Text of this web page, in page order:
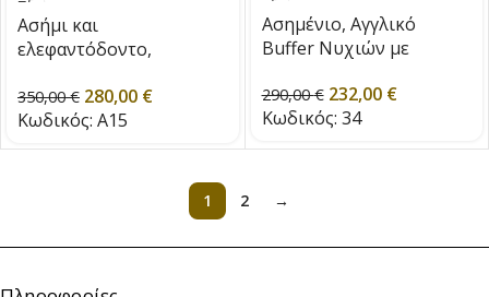
Ασήμι και
ελεφαντόδοντο,
γάντια
350,00€ 280,00 €
Κωδικός: A15
Ασημένιο, Αγγλικό
Buffer Νυχιών με
1922
290,00€ 232,00 €
Κωδικός: 34
1 2 →